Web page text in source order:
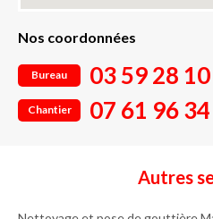
Nos coordonnées
Bureau 03 59 28
Chantier 07 61 96
Autres